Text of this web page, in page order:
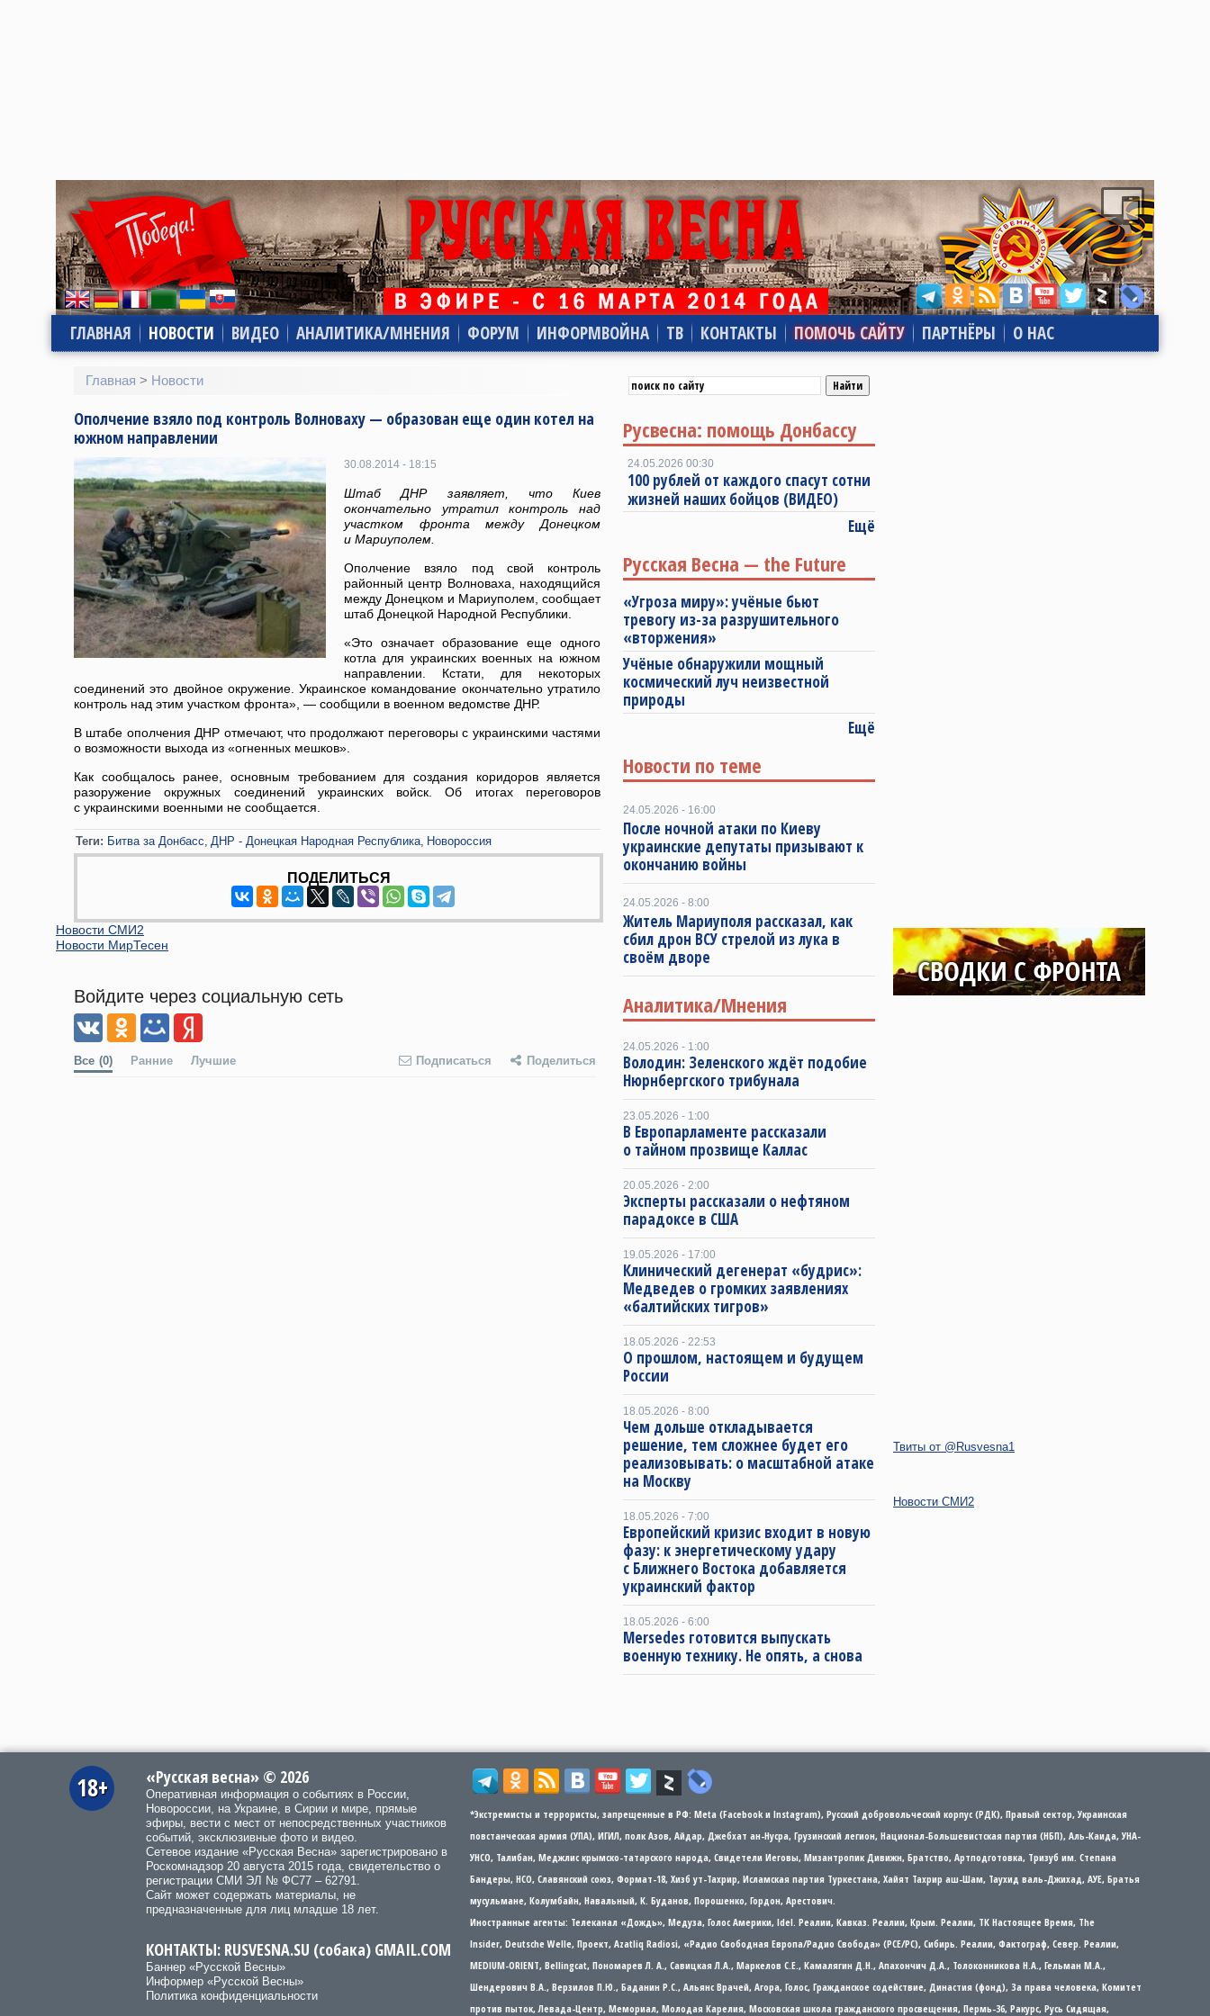
ГЛАВНАЯ НОВОСТИ ВИДЕО АНАЛИТИКА/МНЕНИЯ ФОРУМ ИНФОРМВОЙНА ТВ КОНТАКТЫ ПОМОЧЬ САЙТУ ПАРТНЁРЫ О НАС
Главная > Новости
Ополчение взяло под контроль Волноваху — образован еще один котел на
южном направлении
30.08.2014 - 18:15
Штаб ДНР заявляет, что Киев
окончательно утратил контроль над
участком фронта между Донецком
и Мариуполем.
Ополчение взяло под свой контроль
районный центр Волноваха, находящийся
между Донецком и Мариуполем, сообщает
штаб Донецкой Народной Республики.
«Это означает образование еще одного
котла для украинских военных на южном
направлении. Кстати, для некоторых
соединений это двойное окружение. Украинское командование окончательно утратило
контроль над этим участком фронта», — сообщили в военном ведомстве ДНР.
В штабе ополчения ДНР отмечают, что продолжают переговоры с украинскими частями
о возможности выхода из «огненных мешков».
Как сообщалось ранее, основным требованием для создания коридоров является
разоружение окружных соединений украинских войск. Об итогах переговоров
с украинскими военными не сообщается.
Теги: Битва за Донбасс ДНР - Донецкая Народная Республика Новороссия
ПОДЕЛИТЬСЯ
Новости СМИ2
Новости МирТесен
Войдите через социальную сеть
Все (0) Ранние Лучшие Подписаться Поделиться
Русвесна: помощь Донбассу
24.05.2026 00:30
100 рублей от каждого спасут сотни
жизней наших бойцов (ВИДЕО)
Ещё
Русская Весна — the Future
«Угроза миру»: учёные бьют
тревогу из-за разрушительного
«вторжения»
Учёные обнаружили мощный
космический луч неизвестной
природы
Ещё
Новости по теме
24.05.2026 - 16:00
После ночной атаки по Киеву
украинские депутаты призывают к
окончанию войны
24.05.2026 - 8:00
Житель Мариуполя рассказал, как
сбил дрон ВСУ стрелой из лука в
своём дворе
Аналитика/Мнения
24.05.2026 - 1:00
Володин: Зеленского ждёт подобие
Нюрнбергского трибунала
23.05.2026 - 1:00
В Европарламенте рассказали
о тайном прозвище Каллас
20.05.2026 - 2:00
Эксперты рассказали о нефтяном
парадоксе в США
19.05.2026 - 17:00
Клинический дегенерат «будрис»:
Медведев о громких заявлениях
«балтийских тигров»
18.05.2026 - 22:53
О прошлом, настоящем и будущем
России
18.05.2026 - 8:00
Чем дольше откладывается
решение, тем сложнее будет его
реализовывать: о масштабной атаке
на Москву
18.05.2026 - 7:00
Европейский кризис входит в новую
фазу: к энергетическому удару
с Ближнего Востока добавляется
украинский фактор
18.05.2026 - 6:00
Mersedes готовится выпускать
военную технику. Не опять, а снова
Твиты от @Rusvesna1
Новости СМИ2
18+ «Русская весна» © 2026
Оперативная информация о событиях в России,
Новороссии, на Украине, в Сирии и мире, прямые
эфиры, вести с мест от непосредственных участников
событий, эксклюзивные фото и видео.
Сетевое издание «Русская Весна» зарегистрировано в
Роскомнадзор 20 августа 2015 года, свидетельство о
регистрации СМИ ЭЛ № ФС77 – 62791.
Сайт может содержать материалы, не
предназначенные для лиц младше 18 лет.
КОНТАКТЫ: RUSVESNA.SU (собака) GMAIL.COM
Баннер «Русской Весны»
Информер «Русской Весны»
Политика конфиденциальности
*Экстремисты и террористы, запрещенные в РФ: Meta (Facebook и Instagram), Русский добровольческий корпус (РДК), Правый сектор, Украинская
повстанческая армия (УПА), ИГИЛ, полк Азов, Айдар, Джебхат ан-Нусра, Грузинский легион, Национал-Большевистская партия (НБП), Аль-Каида, УНА-
УНСО, Талибан, Меджлис крымско-татарского народа, Свидетели Иеговы, Мизантропик Дивижн, Братство, Артподготовка, Тризуб им. Степана
Бандеры​​, НСО, Славянский союз, Формат-18, Хизб ут-Тахрир, Исламская партия Туркестана, Хайят Тахрир аш-Шам, Таухид валь-Джихад, АУЕ, Братья
мусульмане, Колумбайн, Навальный, К. Буданов, Порошенко, Гордон, Арестович.
Иностранные агенты: Телеканал «Дождь», Медуза, Голос Америки, Idel. Реалии, Кавказ. Реалии, Крым. Реалии, ТК Настоящее Время, The
Insider, Deutsche Welle, Проект, Azatliq Radiosi, «Радио Свободная Европа/Радио Свобода» (PCE/PC), Сибирь. Реалии, Фактограф, Север. Реалии,
MEDIUM-ORIENT, Bellingcat, Пономарев Л. А., Савицкая Л.А., Маркелов С.Е., Камалягин Д.Н., Апахончич Д.А., Толоконникова Н.А., Гельман М.А.,
Шендерович В.А., Верзилов П.Ю., Баданин Р.С., Альянс Врачей, Агора, Голос, Гражданское содействие, Династия (фонд), За права человека, Комитет
против пыток, Левада-Центр, Мемориал, Молодая Карелия, Московская школа гражданского просвещения, Пермь-36, Ракурс, Русь Сидящая,